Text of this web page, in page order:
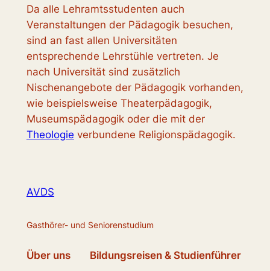
Da alle Lehramtsstudenten auch
Veranstaltungen der Pädagogik besuchen,
sind an fast allen Universitäten
entsprechende Lehrstühle vertreten. Je
nach Universität sind zusätzlich
Nischenangebote der Pädagogik vorhanden,
wie beispielsweise Theaterpädagogik,
Museumspädagogik oder die mit der
Theologie verbundene Religionspädagogik.
AVDS
Gasthörer- und Seniorenstudium
Über uns Bildungsreisen & Studienführer